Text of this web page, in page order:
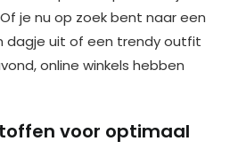
je nu op zoek bent naar een
dagje uit of een trendy outfit
online winkels hebben
voor optimaal